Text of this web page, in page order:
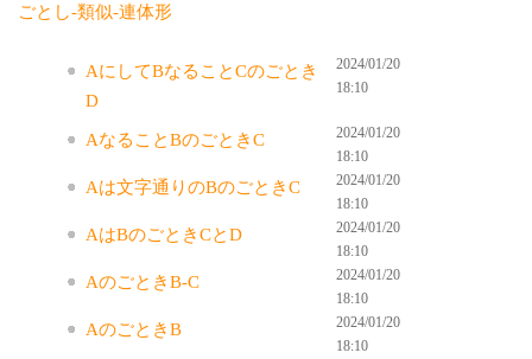
ごとし-類似-連体形
AにしてBなることCのごとき
D
2024/01/20
18:10
AなることBのごときC
2024/01/20
18:10
Aは文字通りのBのごときC
2024/01/20
18:10
AはBのごときCとD
2024/01/20
18:10
AのごときB-C
2024/01/20
18:10
AのごときB
2024/01/20
18:10